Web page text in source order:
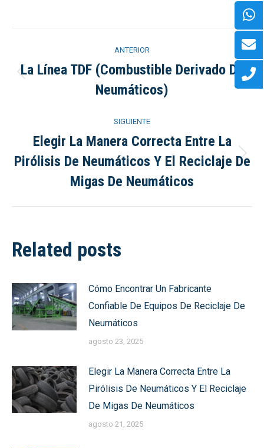
Navegación
entre
ANTERIOR
anterior:
La Línea TDF (Combustible Derivado De
Neumáticos)
SIGUIENTE
Publicación
siguiente:
Elegir La Manera Correcta Entre La
Pirólisis De Neumáticos Y El Reciclaje De
Migas De Neumáticos
Related posts
Cómo Encontrar Un Fabricante
Confiable De Equipos De Reciclaje De
Neumáticos
agosto 23, 2025
Elegir La Manera Correcta Entre La
Pirólisis De Neumáticos Y El Reciclaje
De Migas De Neumáticos
agosto 21, 2025